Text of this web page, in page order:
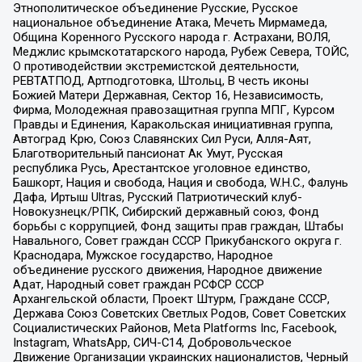
Этнополитическое объединение Русские, Русское
национальное объединение Атака, Мечеть Мирмамеда,
Община Коренного Русского народа г. Астрахани, ВОЛЯ,
Меджлис крымскотатарского народа, Рубеж Севера, ТОЙС,
О противодействии экстремистской деятельности,
РЕВТАТПОД, Артподготовка, Штольц, В честь иконы
Божией Матери Державная, Сектор 16, Независимость,
Фирма, Молодежная правозащитная группа МПГ, Курсом
Правды и Единения, Каракольская инициативная группа,
Автоград Крю, Союз Славянских Сил Руси, Алля-Аят,
Благотворительный пансионат Ак Умут, Русская
республика Русь, Арестантское уголовное единство,
Башкорт, Нация и свобода, Нация и свобода, W.H.С., Фалунь
Дафа, Иртыш Ultras, Русский Патриотический клуб-
Новокузнецк/РПК, Сибирский державный союз, Фонд
борьбы с коррупцией, Фонд защиты прав граждан, Штабы
Навального, Совет граждан СССР Прикубанского округа г.
Краснодара, Мужское государство, Народное
объединение русского движения, Народное движение
Адат, Народный совет граждан РСФСР СССР
Архангельской области, Проект Штурм, Граждане СССР,
Держава Союз Советских Светлых Родов, Совет Советских
Социалистических Районов, Meta Platforms Inc, Facebook,
Instagram, WhatsApp, СИЧ-С14, Добровольческое
Движение Организации украинских националистов, Черный